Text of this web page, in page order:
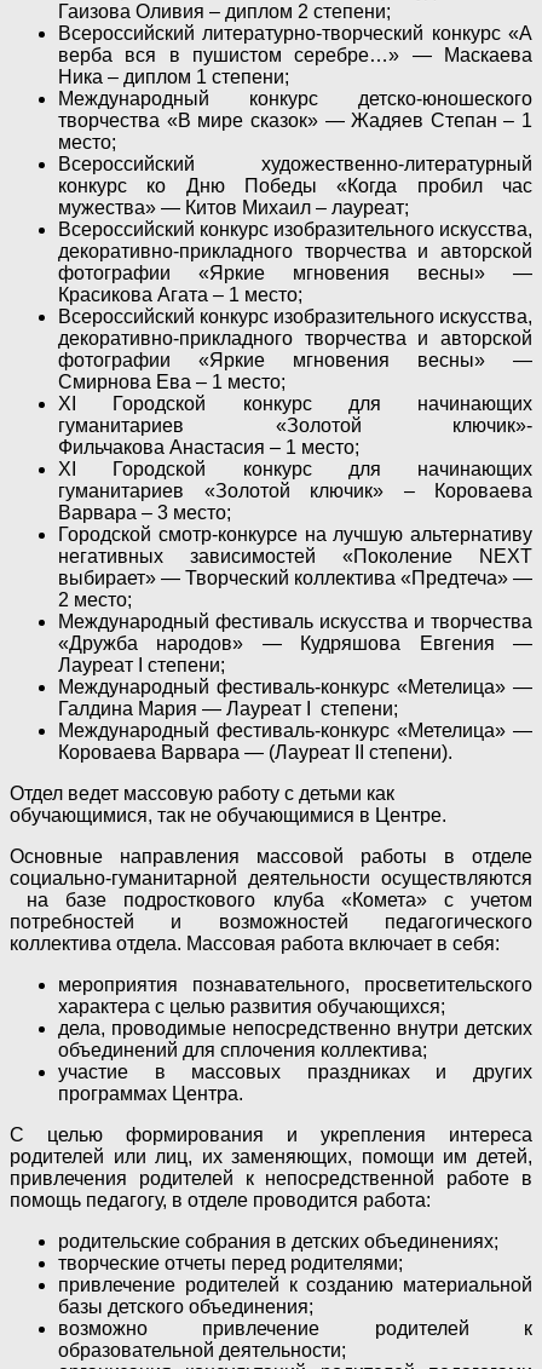
Гаизова Оливия – диплом 2 степени;
Всероссийский литературно-творческий конкурс «А
верба вся в пушистом серебре…» — Маскаева
Ника – диплом 1 степени;
Международный конкурс детско-юношеского
творчества «В мире сказок» — Жадяев Степан – 1
место;
Всероссийский художественно-литературный
конкурс ко Дню Победы «Когда пробил час
мужества» — Китов Михаил – лауреат;
Всероссийский конкурс изобразительного искусства,
декоративно-прикладного творчества и авторской
фотографии «Яркие мгновения весны» —
Красикова Агата – 1 место;
Всероссийский конкурс изобразительного искусства,
декоративно-прикладного творчества и авторской
фотографии «Яркие мгновения весны» —
Смирнова Ева – 1 место;
XI Городской конкурс для начинающих
гуманитариев «Золотой ключик»-
Фильчакова Анастасия – 1 место;
XI Городской конкурс для начинающих
гуманитариев «Золотой ключик» – Короваева
Варвара – 3 место;
Городской смотр-конкурсе на лучшую альтернативу
негативных зависимостей «Поколение NEXT
выбирает» — Творческий коллектива «Предтеча» —
2 место;
Международный фестиваль искусства и творчества
«Дружба народов» — Кудряшова Евгения —
Лауреат I степени;
Международный фестиваль-конкурс «Метелица» —
Галдина Мария — Лауреат I степени;
Международный фестиваль-конкурс «Метелица» —
Короваева Варвара — (Лауреат II степени).
Отдел ведет массовую работу с детьми как
обучающимися, так не обучающимися в Центре.
Основные направления массовой работы в отделе
социально-гуманитарной деятельности осуществляются
на базе подросткового клуба «Комета» с учетом
потребностей и возможностей педагогического
коллектива отдела. Массовая работа включает в себя:
мероприятия познавательного, просветительского
характера с целью развития обучающихся;
дела, проводимые непосредственно внутри детских
объединений для сплочения коллектива;
участие в массовых праздниках и других
программах Центра.
С целью формирования и укрепления интереса
родителей или лиц, их заменяющих, помощи им детей,
привлечения родителей к непосредственной работе в
помощь педагогу, в отделе проводится работа:
родительские собрания в детских объединениях;
творческие отчеты перед родителями;
привлечение родителей к созданию материальной
базы детского объединения;
возможно привлечение родителей к
образовательной деятельности;